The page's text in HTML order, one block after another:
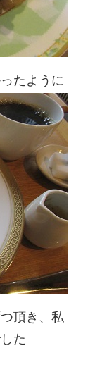
たように
頂き、私
た